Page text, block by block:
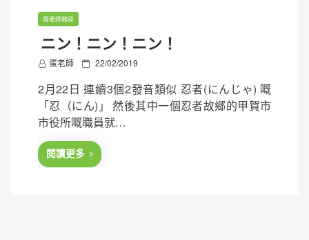
蛋老師雜談
ニン！ニン！ニン！
蛋老師
P
s
t
e
d
22/02/2019
2月22日 連續3個2發音類似 忍者(にんじゃ) 嘅
「忍（にん)」 然後其中一個忍者故鄉的甲賀市
市役所嘅職員就…
閱讀更多